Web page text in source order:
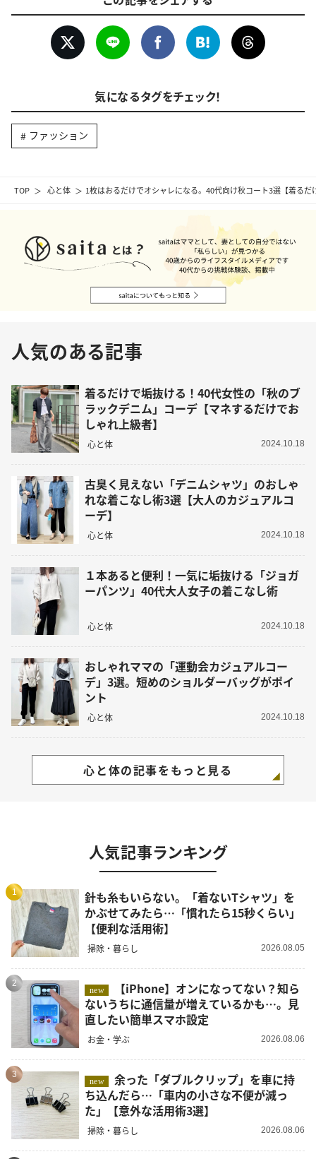
TOP 心と体 1枚はおるだけでオシャレになる。40代向け秋コート3選【着るだ
気になるタグをチェック！
ファッション
人気のある記事
着るだけで垢抜ける！40代女性の「秋のブ
ラックデニム」コーデ【マネするだけでお
しゃれ上級者】
心と体 2024.10.18
古臭く見えない「デニムシャツ」のおしゃ
れな着こなし術3選【大人のカジュアルコ
ーデ】
心と体 2024.10.18
１本あると便利！一気に垢抜ける「ジョガ
ーパンツ」40代大人女子の着こなし術
心と体 2024.10.18
おしゃれママの「運動会カジュアルコー
デ」3選。短めのショルダーバッグがポイ
ント
心と体 2024.10.18
心と体の記事をもっと見る
人気記事ランキング
1
針も糸もいらない。「着ないTシャツ」を
かぶせてみたら…「慣れたら15秒くらい」
【便利な活用術】
掃除・暮らし 2026.08.05
2
new
ないうちに通信量が増えているかも…。見
直したい簡単スマホ設定
お金・学ぶ 2026.08.06
3
new
余った「ダブルクリップ」を車に持
ち込んだら…「車内の小さな不便が減っ
た」【意外な活用術3選】
掃除・暮らし 2026.08.06